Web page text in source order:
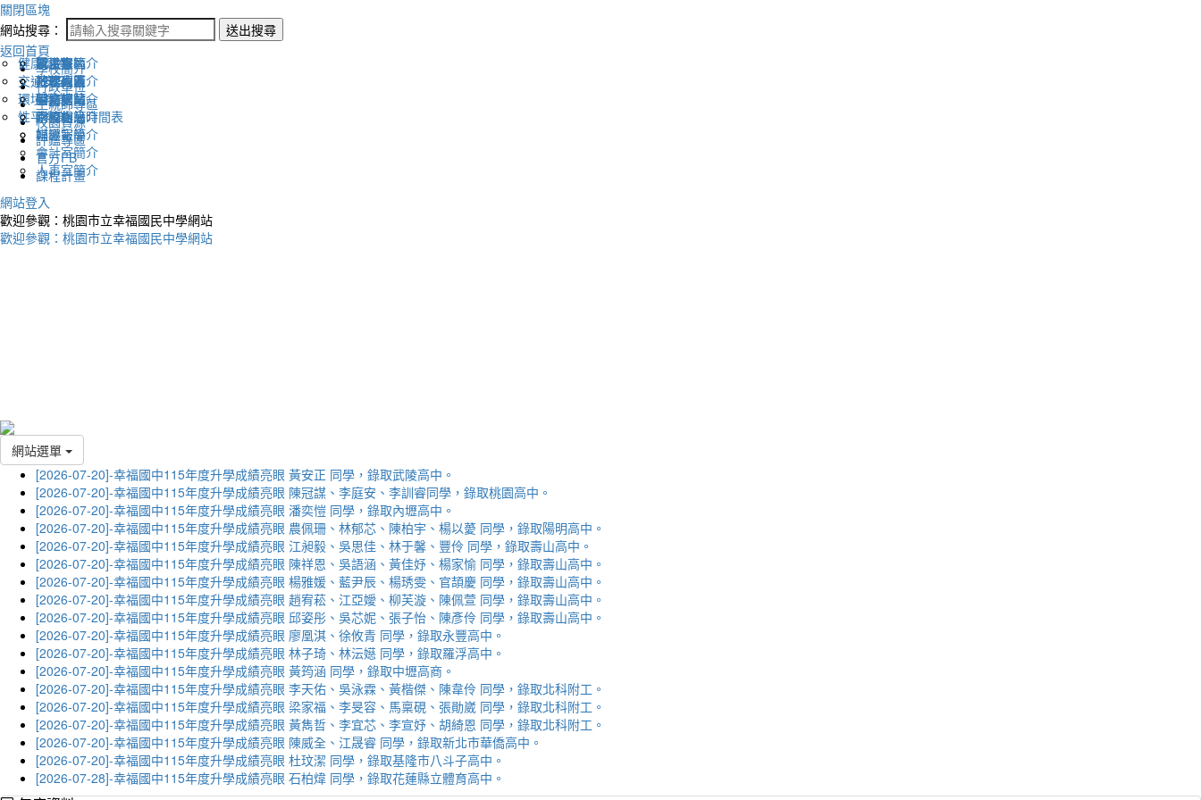
關閉區塊
網站搜尋：
送出搜尋
返回首頁
學校簡介
認識幸福
地理位置
英文網站
幸福相簿
媒體報導
行政單位
校長室簡介
教務處簡介
學務處簡介
總務處簡介
輔導室簡介
會計室簡介
人事室簡介
生親師專區
新生專區
升學專區
圖書館藏
學校作息時間表
校園資源
電子報
下載列表
評鑑專區
健康促進
交通安全
環境教育
性平教育
官方FB
課程計畫
網站登入
歡迎參觀：桃園市立幸福國民中學網站
歡迎參觀：桃園市立幸福國民中學網站
網站選單
[2026-07-20]-幸福國中115年度升學成績亮眼 黃安正 同學，錄取武陵高中。
[2026-07-20]-幸福國中115年度升學成績亮眼 陳冠謀、李庭安、李訓睿同學，錄取桃園高中。
[2026-07-20]-幸福國中115年度升學成績亮眼 潘奕愷 同學，錄取內壢高中。
[2026-07-20]-幸福國中115年度升學成績亮眼 農佩珊、林郁芯、陳柏宇、楊以薆 同學，錄取陽明高中。
[2026-07-20]-幸福國中115年度升學成績亮眼 江昶毅、吳思佳、林于馨、豐伶 同學，錄取壽山高中。
[2026-07-20]-幸福國中115年度升學成績亮眼 陳祥恩、吳語涵、黃佳妤、楊家愉 同學，錄取壽山高中。
[2026-07-20]-幸福國中115年度升學成績亮眼 楊雅媛、藍尹辰、楊琇雯、官頡慶 同學，錄取壽山高中。
[2026-07-20]-幸福國中115年度升學成績亮眼 趙宥菘、江亞嬡、柳芙漩、陳佩萱 同學，錄取壽山高中。
[2026-07-20]-幸福國中115年度升學成績亮眼 邱姿彤、吳芯妮、張子怡、陳彥伶 同學，錄取壽山高中。
[2026-07-20]-幸福國中115年度升學成績亮眼 廖凰淇、徐攸青 同學，錄取永豐高中。
[2026-07-20]-幸福國中115年度升學成績亮眼 林子琦、林沄嬨 同學，錄取羅浮高中。
[2026-07-20]-幸福國中115年度升學成績亮眼 黃筠涵 同學，錄取中壢高商。
[2026-07-20]-幸福國中115年度升學成績亮眼 李天佑、吳泳霖、黃楷傑、陳韋伶 同學，錄取北科附工。
[2026-07-20]-幸福國中115年度升學成績亮眼 梁家福、李旻容、馬稟硯、張勛崴 同學，錄取北科附工。
[2026-07-20]-幸福國中115年度升學成績亮眼 黃雋哲、李宜芯、李宣妤、胡綺恩 同學，錄取北科附工。
[2026-07-20]-幸福國中115年度升學成績亮眼 陳威全、江晟睿 同學，錄取新北市華僑高中。
[2026-07-20]-幸福國中115年度升學成績亮眼 杜玟潔 同學，錄取基隆市八斗子高中。
[2026-07-28]-幸福國中115年度升學成績亮眼 石柏煒 同學，錄取花蓮縣立體育高中。